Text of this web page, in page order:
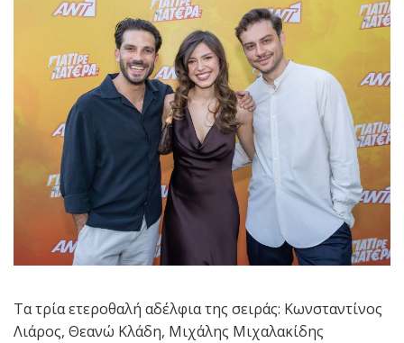
Τα τρία ετεροθαλή αδέλφια της σειράς: Κωνσταντίνος
Λιάρος, Θεανώ Κλάδη, Μιχάλης Μιχαλακίδης